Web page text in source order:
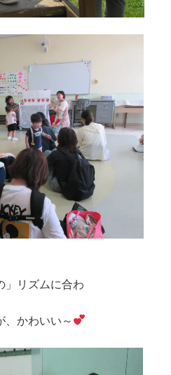
」リズムに合わ
、かわいい～